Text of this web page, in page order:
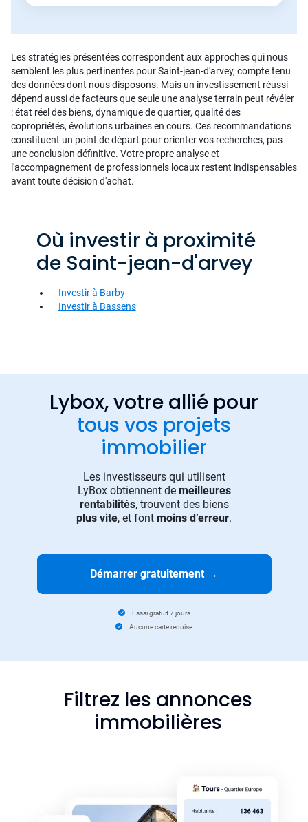
Les stratégies présentées correspondent aux approches qui nous
semblent les plus pertinentes pour Saint-jean-d'arvey, compte tenu
des données dont nous disposons. Mais un investissement réussi
dépend aussi de facteurs que seule une analyse terrain peut révéler
: état réel des biens, dynamique de quartier, qualité des
copropriétés, évolutions urbaines en cours. Ces recommandations
constituent un point de départ pour orienter vos recherches, pas
une conclusion définitive. Votre propre analyse et
l'accompagnement de professionnels locaux restent indispensables
avant toute décision d'achat.
Où investir à proximité
de Saint-jean-d'arvey
Investir à Barby
Investir à Bassens
Lybox, votre allié pour
tous vos projets
immobilier
Les investisseurs qui utilisent
LyBox obtiennent de meilleures
rentabilités, trouvent des biens
plus vite, et font moins d’erreur.
Démarrer gratuitement →
Essai gratuit 7 jours
Aucune carte requise
Filtrez les annonces
immobilières